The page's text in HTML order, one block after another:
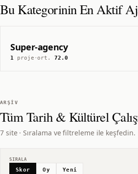
Bu Kategorinin En Aktif
Super-agency
1proje ·ort.72.0
ARŞIV
TümTarih & Kültürel
7 site · Sıralama ve filtreleme ile keşfedin.
SIRALA
Skor Oy Yeni